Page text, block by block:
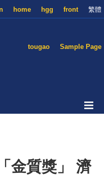
繁體
front
hgg
home
Sample Page
tougao
金質獎」 濟